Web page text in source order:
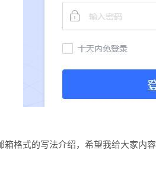
箱格式的写法介绍，希望我给大家内容